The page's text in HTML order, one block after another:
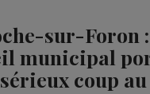
sur-Foron
municipal
coup au